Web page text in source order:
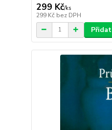
299 Kč/ks
299 Kč bez DPH